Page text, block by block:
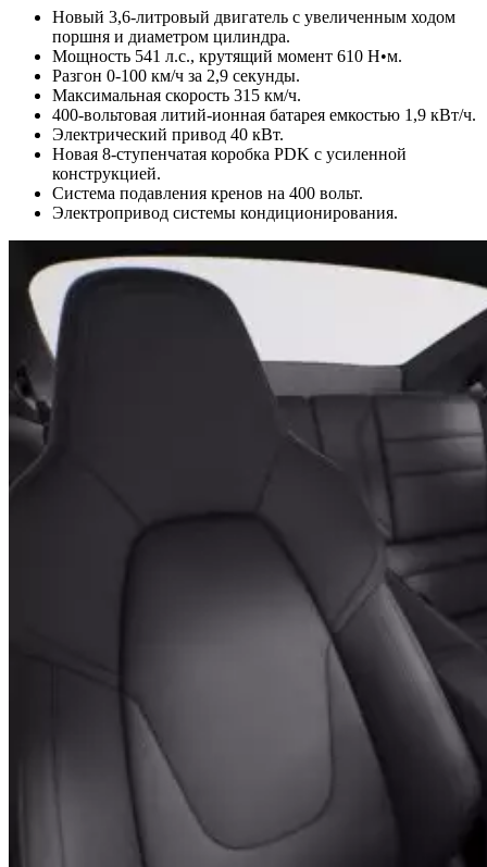
Новый 3,6-литровый двигатель с увеличенным ходом
поршня и диаметром цилиндра.
Мощность 541 л.с., крутящий момент 610 Н•м.
Разгон 0-100 км/ч за 2,9 секунды.
Максимальная скорость 315 км/ч.
400-вольтовая литий-ионная батарея емкостью 1,9 кВт/ч.
Электрический привод 40 кВт.
Новая 8-ступенчатая коробка PDK с усиленной
конструкцией.
Система подавления кренов на 400 вольт.
Электропривод системы кондиционирования.